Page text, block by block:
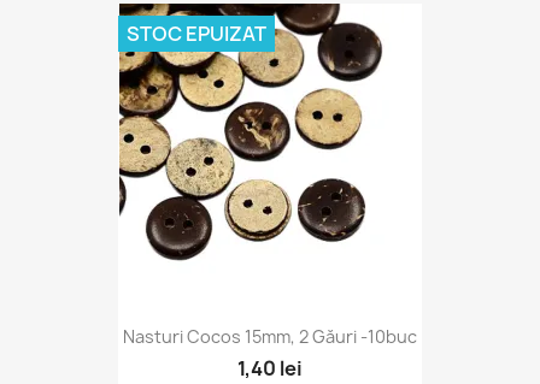
Nasturi Cocos 15mm, 2 Găuri -10buc
1,40 lei
STOC EPUIZAT